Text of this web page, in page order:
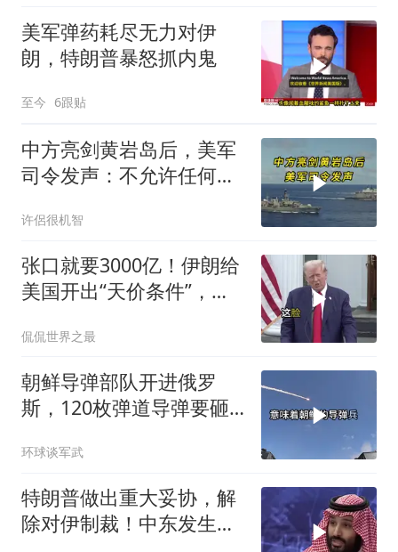
美军弹药耗尽无力对伊
朗，特朗普暴怒抓内鬼
至今 6跟贴
中方亮剑黄岩岛后，美军
司令发声：不允许任何国
许侶很机智
张口就要3000亿！伊朗给
美国开出“天价条件”，特
侃侃世界之最
朝鲜导弹部队开进俄罗
斯，120枚弹道导弹要砸
环球谈军武
特朗普做出重大妥协，解
除对伊制裁！中东发生怎